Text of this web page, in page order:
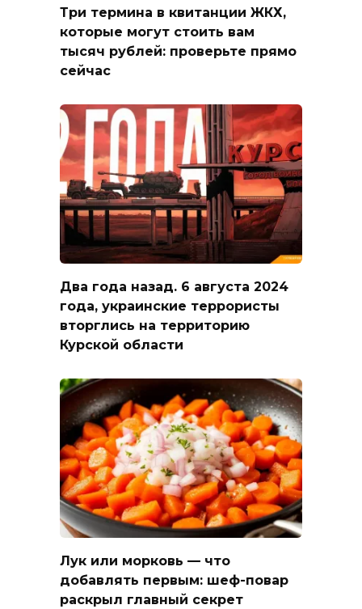
Три термина в квитанции ЖКХ,
которые могут стоить вам
тысяч рублей: проверьте прямо
сейчас
Два года назад. 6 августа 2024
года, украинские террористы
вторглись на территорию
Курской области
Лук или морковь — что
добавлять первым: шеф-повар
раскрыл главный секрет